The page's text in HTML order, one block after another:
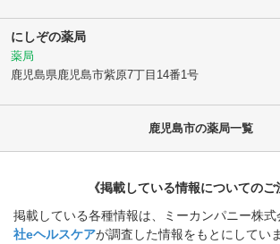
にしぞの薬局
薬局
鹿児島県鹿児島市紫原7丁目14番1号
鹿児島市の薬局一覧
《掲載している情報についてのご
掲載している各種情報は、ミーカンパニー株式
社eヘルスケアが調査した情報をもとにしてい